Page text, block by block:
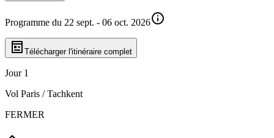
Programme du 22 sept. - 06 oct. 2026
Télécharger l'itinéraire complet
Jour 1
Vol Paris / Tachkent
FERMER